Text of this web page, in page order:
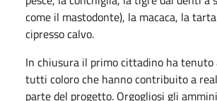
come il mastodonte), la macaca, la
cipresso calvo.
In chiusura il primo cittadino ha tenuto
tutti coloro che hanno contribuito a
parte del progetto. Orgogliosi gli